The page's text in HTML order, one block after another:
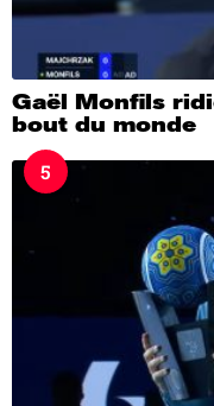
Gaël Monfils
bout du monde
5